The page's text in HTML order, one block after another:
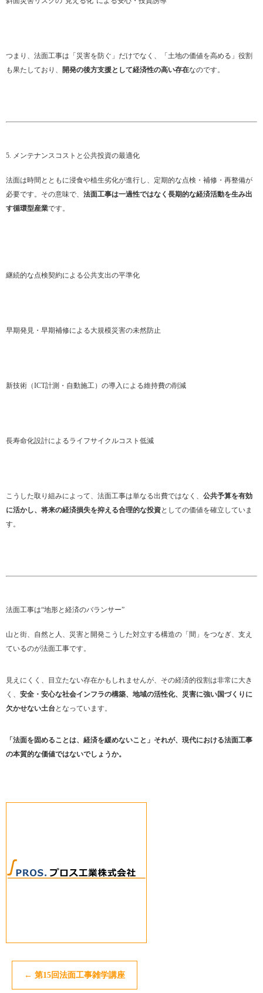
つまり、法面工事は「災害を防ぐ」だけでなく、「土地の価値を高める」役割
も果たしており、
開発の後方支援として経済性の高い存在なのです。
5. メンテナンスコストと公共投資の最適化
法面は時間とともに浸食や植生劣化が進行し、定期的な点検・補修・再整備が
必要です。その意味で、 法面工事は一過性ではなく長期的な経済活動を生み出
す循環型産業です。
継続的な点検契約による公共支出の平準化
早期発見・早期補修による大規模災害の未然防止
新技術（ICT計測・自動施工）の導入による維持費の削減
長寿命化設計によるライフサイクルコスト低減
こうした取り組みによって、法面工事は単なる出費ではなく、 公共予算を有効
に活かし、将来の経済損失を抑える合理的な投資としての価値を確立していま
す。
法面工事は“地形と経済のバランサー”
山と街、自然と人、災害と開発こうした対立する構造の「間」をつなぎ、支え
ているのが法面工事です。
見えにくく、目立たない存在かもしれませんが、その経済的役割は非常に大き
く、 安全・安心な社会インフラの構築、地域の活性化、災害に強い国づくりに
欠かせない土台となっています。
「法面を固めることは、経済を緩めないこと」それが、現代における法面工事
の本質的な価値ではないでしょうか。
← 第15回法面工事雑学講座